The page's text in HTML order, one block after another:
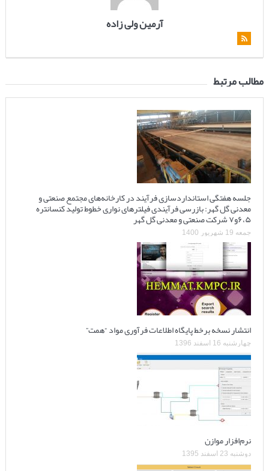
آرمین ولی زاده
مطالب مرتبط
جلسه هفتگی استانداردسازی فرآیند در کارخانه‌های مجتمع صنعتی و
معدنی گل گهر: بازرسی فرآیندی فیلترهای نواری خطوط تولید کنسانتره
۶،۵و۷ شرکت صنعتی و معدنی گل گهر
جمعه 19 شهریور 1400
انتشار نسخه برخط پایگاه اطلاعات فرآوری مواد “همت”
چهارشنبه 16 اسفند 1396
نرم‌افزار موازن
دوشنبه 23 اسفند 1395